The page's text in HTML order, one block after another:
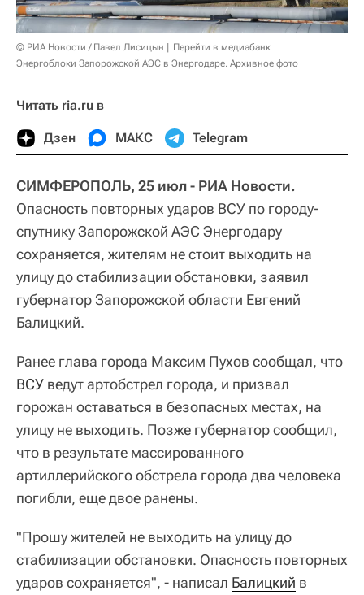
© РИА Новости / Павел Лисицын
Перейти в медиабанк
Энергоблоки Запорожской АЭС в Энергодаре. Архивное фото
Читать ria.ru в
Дзен МАКС Telegram
СИМФЕРОПОЛЬ, 25 июл - РИА Новости.
Опасность повторных ударов ВСУ по городу-
спутнику Запорожской АЭС Энергодару
сохраняется, жителям не стоит выходить на
улицу до стабилизации обстановки, заявил
губернатор Запорожской области Евгений
Балицкий.
Ранее глава города Максим Пухов сообщал, что
ВСУ ведут артобстрел города, и призвал
горожан оставаться в безопасных местах, на
улицу не выходить. Позже губернатор сообщил,
что в результате массированного
артиллерийского обстрела города два человека
погибли, еще двое ранены.
"Прошу жителей не выходить на улицу до
стабилизации обстановки. Опасность повторных
ударов сохраняется", - написал Балицкий в